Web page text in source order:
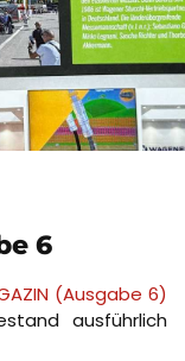
6
(Ausgabe 6)
ausführlich